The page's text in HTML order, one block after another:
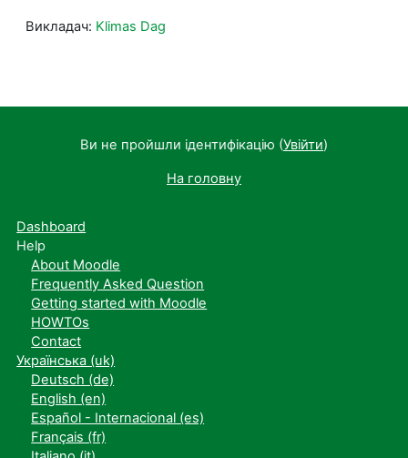
Викладач: Klimas Dag
Ви не пройшли ідентифікацію (Увійти)
На головну
Dashboard
Help
About Moodle
Frequently Asked Question
Getting started with Moodle
HOWTOs
Contact
Українська ‎(uk)‎
Deutsch ‎(de)‎
English ‎(en)‎
Español - Internacional ‎(es)‎
Français ‎(fr)‎